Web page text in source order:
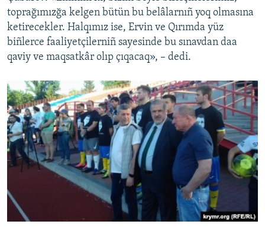
toprağımızğa kelgen bütün bu belâlarnıñ yoq olmasına
ketirecekler. Halqımız ise, Ervin ve Qırımda yüz
biñlerce faaliyetçilerniñ sayesinde bu sınavdan daa
qaviy ve maqsatkâr olıp çıqacaq», – dedi.